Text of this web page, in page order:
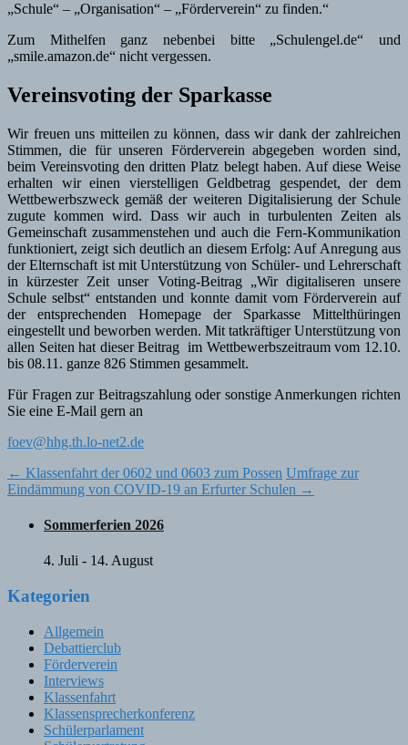
„Schule“ – „Organisation“ – „Förderverein“ zu finden.“
Zum Mithelfen ganz nebenbei bitte „Schulengel.de“ und
„smile.amazon.de“ nicht vergessen.
Vereinsvoting der Sparkasse
Wir freuen uns mitteilen zu können, dass wir dank der zahlreichen
Stimmen, die für unseren Förderverein abgegeben worden sind,
beim Vereinsvoting den dritten Platz belegt haben. Auf diese Weise
erhalten wir einen vierstelligen Geldbetrag gespendet, der dem
Wettbewerbszweck gemäß der weiteren Digitalisierung der Schule
zugute kommen wird. Dass wir auch in turbulenten Zeiten als
Gemeinschaft zusammenstehen und auch die Fern-Kommunikation
funktioniert, zeigt sich deutlich an diesem Erfolg: Auf Anregung aus
der Elternschaft ist mit Unterstützung von Schüler- und Lehrerschaft
in kürzester Zeit unser Voting-Beitrag „Wir digitaliseren unsere
Schule selbst“ entstanden und konnte damit vom Förderverein auf
der entsprechenden Homepage der Sparkasse Mittelthüringen
eingestellt und beworben werden. Mit tatkräftiger Unterstützung von
allen Seiten hat dieser Beitrag im Wettbewerbszeitraum vom 12.10.
bis 08.11. ganze 826 Stimmen gesammelt.
Für Fragen zur Beitragszahlung oder sonstige Anmerkungen richten
Sie eine E-Mail gern an
foev@hhg.th.lo-net2.de
Post
navigation
← Klassenfahrt der 0602 und 0603 zum Possen Umfrage zur
Eindämmung von COVID-19 an Erfurter Schulen →
Sommerferien 2026
4. Juli - 14. August
Kategorien
Allgemein
Debattierclub
Förderverein
Interviews
Klassenfahrt
Klassensprecherkonferenz
Schülerparlament